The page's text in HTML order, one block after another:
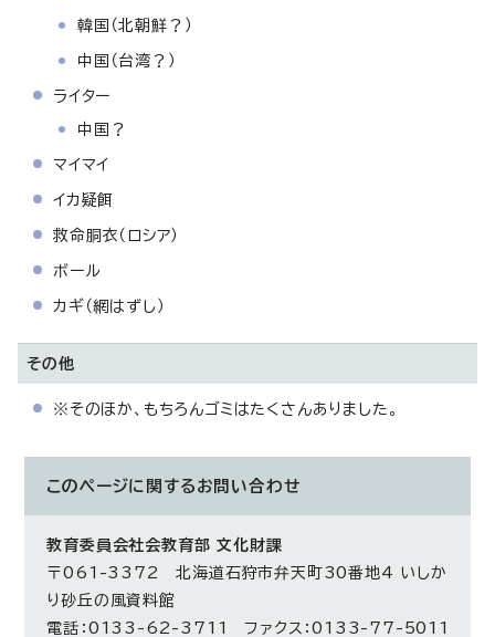
韓国（北朝鮮？）
中国（台湾？）
ライター
中国？
マイマイ
イカ疑餌
救命胴衣（ロシア）
ボール
カギ（網はずし）
その他
※そのほか、もちろんゴミはたくさんありました。
このページに関する お問い合わせ
教育委員会社会教育部 文化財課
〒061-3372 北海道石狩市弁天町30番地4 いしか
り砂丘の風資料館
電話：0133-62-3711 ファクス：0133-77-5011